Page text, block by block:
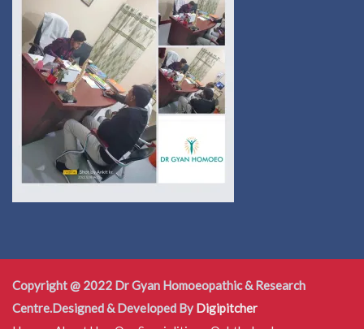
Copyright @ 2022 Dr Gyan Homoeopathic & Research
Centre.Designed & Developed By Digipitcher